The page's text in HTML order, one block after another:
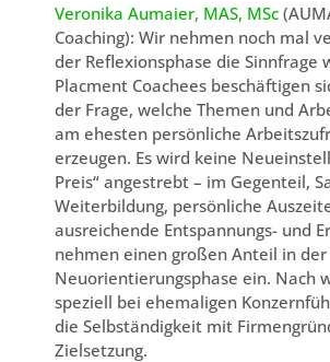
Veronika Aumaier, MAS, MSc
Coaching): Wir nehmen noch mal
der Reflexionsphase die Sinnfrage
Placment Coachees beschäftigen
der Frage, welche Themen und
am ehesten persönliche
erzeugen. Es wird keine
Preis“ angestrebt – im Gegenteil,
Weiterbildung, persönliche
ausreichende Entspannungs- und
nehmen einen großen Anteil in der
Neuorientierungsphase ein. Nach
speziell bei ehemaligen
die Selbständigkeit mit
Zielsetzung.